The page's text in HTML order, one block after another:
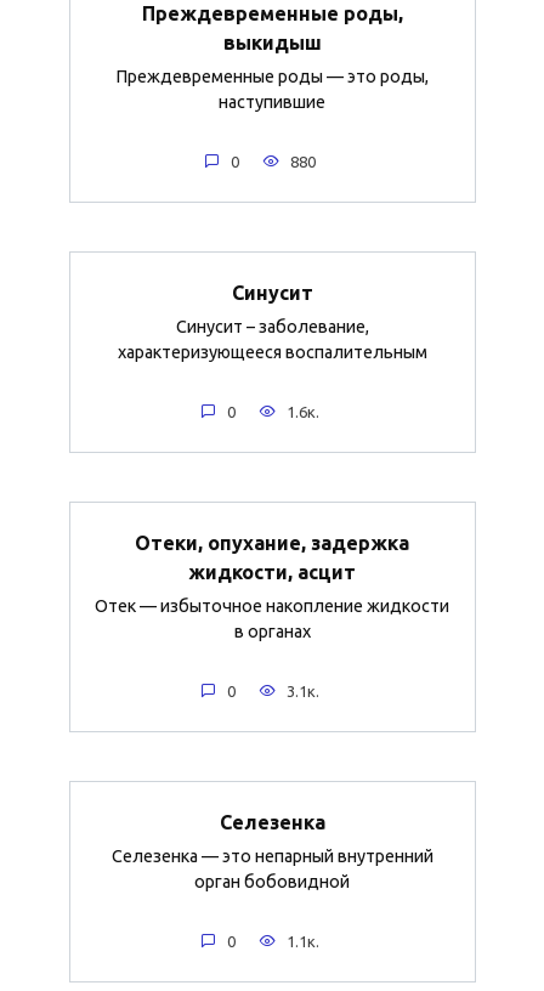
Преждевременные роды,
выкидыш
Преждевременные роды — это роды,
наступившие
0 880
Синусит
Синусит – заболевание,
характеризующееся воспалительным
0 1.6к.
Отеки, опухание, задержка
жидкости, асцит
Отек — избыточное накопление жидкости
в органах
0 3.1к.
Селезенка
Селезенка — это непарный внутренний
орган бобовидной
0 1.1к.